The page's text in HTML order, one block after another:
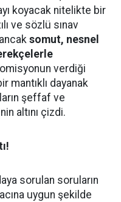
koyacak nitelikte bir
ve sözlü sınav
somut, nesnel
verdiği
mantıklı dayanak
şeffaf ve
altını çizdi.
sorulan soruların
uygun şekilde